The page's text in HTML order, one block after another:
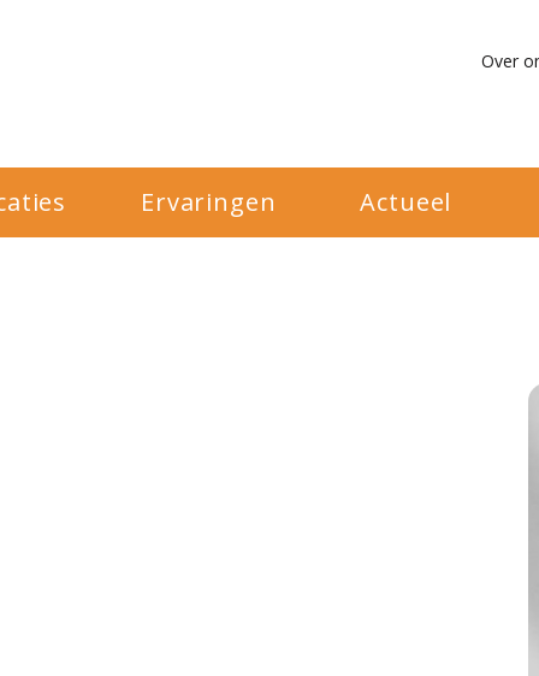
Over
Ervaringen Actueel